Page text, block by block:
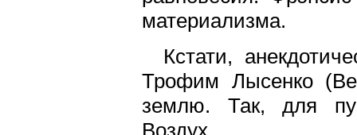
материализма.
Кстати,
Трофим Лысенко
землю. Так, для
Воздух…